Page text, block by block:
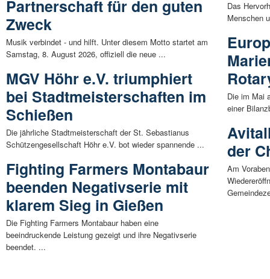
Partnerschaft für den guten
Zweck
Musik verbindet - und hilft. Unter diesem Motto startet am
Samstag, 8. August 2026, offiziell die neue ...
MGV Höhr e.V. triumphiert
bei Stadtmeisterschaften im
Schießen
Die jährliche Stadtmeisterschaft der St. Sebastianus
Schützengesellschaft Höhr e.V. bot wieder spannende ...
Fighting Farmers Montabaur
beenden Negativserie mit
klarem Sieg in Gießen
Die Fighting Farmers Montabaur haben eine
beeindruckende Leistung gezeigt und ihre Negativserie
beendet. ...
Das
Menschen
Die im Mai
einer
der
Am